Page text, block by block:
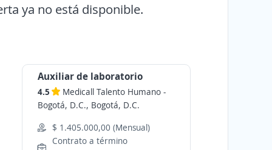
ya no está disponible.
Auxiliar de laboratorio
4.5 Medicall Talento Humano -
Bogotá, D.C., Bogotá, D.C.
$ 1.405.000,00 (Mensual)
Contrato a término